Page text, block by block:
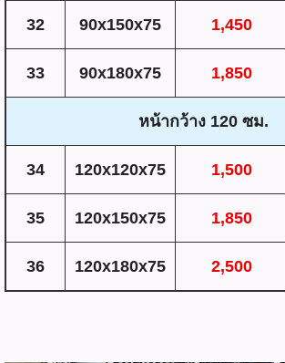
32 90x150x75 1,450
33 90x180x75 1,850
หน้ากว้าง 120 ซม.
34 120x120x75 1,500
35 120x150x75 1,850
36 120x180x75 2,500